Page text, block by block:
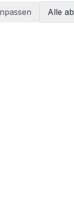
Alle